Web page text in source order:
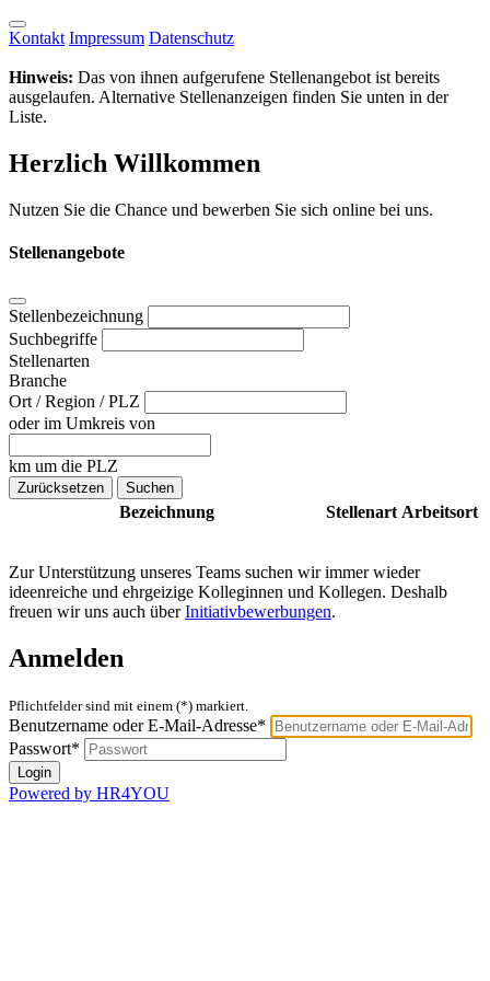
Kontakt Impressum Datenschutz
Hinweis: Das von ihnen aufgerufene Stellenangebot ist bereits
ausgelaufen. Alternative Stellenanzeigen finden Sie unten in der
Liste.
Herzlich Willkommen
Nutzen Sie die Chance und bewerben Sie sich online bei uns.
Stellenangebote
Stellenbezeichnung
Suchbegriffe
Stellenarten
Branche
Ort / Region / PLZ
oder im Umkreis von
km um die PLZ
Bezeichnung Stellenart Arbeitsort
Zur Unterstützung unseres Teams suchen wir immer wieder
ideenreiche und ehrgeizige Kolleginnen und Kollegen. Deshalb
freuen wir uns auch überInitiativbewerbungen.
Anmelden
Pflichtfelder sind mit einem (*) markiert.
Benutzername oder E-Mail-Adresse*
Passwort*
Powered by HR4YOU